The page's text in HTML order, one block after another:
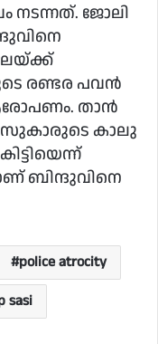
നടന്നത്. ജോലി
രണ്ടര പവൻ
താൻ
കാലു
ബിന്ദുവിനെ
police atrocity
sasi